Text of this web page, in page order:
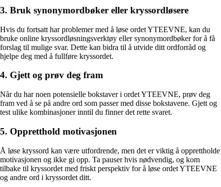
3. Bruk synonymordbøker eller kryssordløsere
Hvis du fortsatt har problemer med å løse ordet YTEEVNE, kan du
bruke online kryssordløsningsverktøy eller synonymordbøker for å få
forslag til mulige svar. Dette kan bidra til å utvide ditt ordforråd og
hjelpe deg med å fullføre kryssordet.
4. Gjett og prøv deg fram
Når du har noen potensielle bokstaver i ordet YTEEVNE, prøv deg
fram ved å se på andre ord som passer med disse bokstavene. Gjett og
test ulike kombinasjoner inntil du finner det rette svaret.
5. Oppretthold motivasjonen
Å løse kryssord kan være utfordrende, men det er viktig å opprettholde
motivasjonen og ikke gi opp. Ta pauser hvis nødvendig, og kom
tilbake til kryssordet med friskt perspektiv for å løse ordet YTEEVNE
og andre ord i kryssordet ditt.